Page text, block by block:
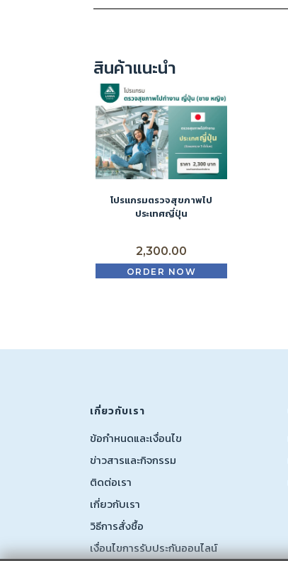
สินค้าแนะนำ
โปรแกรมตรวจสุขภาพไป
ประเทศญี่ปุ่น
2,300.00
ORDER NOW
เกี่ยวกับเรา
ข้อกำหนดและเงื่อนไข
ข่าวสารและกิจกรรม
ติดต่อเรา
เกี่ยวกับเรา
วิธีการสั่งชื้อ
เงื่อนไขการรับประกันออนไลน์